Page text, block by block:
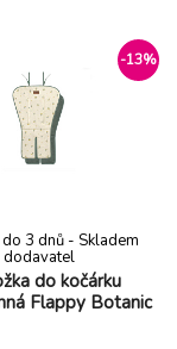
pro použití během
Oboustranné
- měkká bavlna s
na přední straně,
spodní straně.
-13%
do kočárku
Flappy Botanic
3 dnů - Skladem
dodavatel